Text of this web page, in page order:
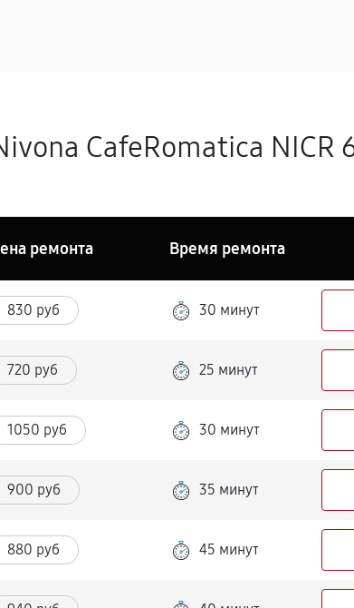
CafeRomatica NICR
ремонта Время ремонта
830 руб 30 минут
720 руб 25 минут
1050 руб 30 минут
900 руб 35 минут
880 руб 45 минут